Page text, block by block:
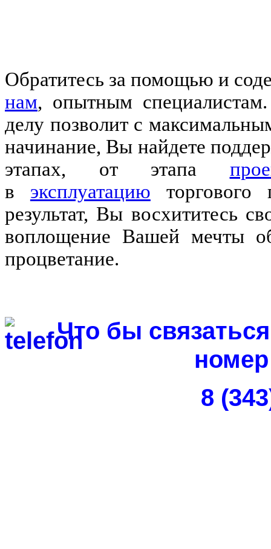
Обратитесь за помощью и
нам, опытным
делу позволит с
начинание, Вы найдете
этапах, от этапа
в эксплуатацию
результат, Вы восхититесь
воплощение Вашей мечты
процветание.
Что бы
8